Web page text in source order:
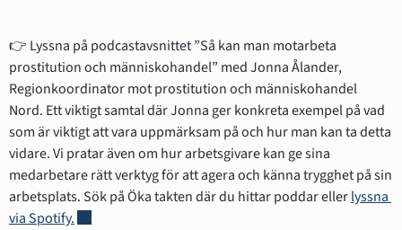
👉 Lyssna på podcastavsnittet ”Så kan man motarbeta
prostitution och människohandel” med Jonna Ålander,
Regionkoordinator mot prostitution och människohandel
Nord. Ett viktigt samtal där Jonna ger konkreta exempel på vad
som är viktigt att vara uppmärksam på och hur man kan ta detta
vidare. Vi pratar även om hur arbetsgivare kan ge sina
medarbetare rätt verktyg för att agera och känna trygghet på sin
arbetsplats. Sök på Öka takten där du hittar poddar eller lyssna
via Spotify.